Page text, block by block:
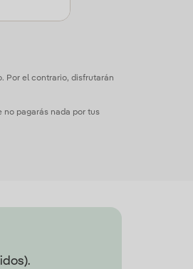
Por el contrario, disfrutarán
no pagarás nada por tus